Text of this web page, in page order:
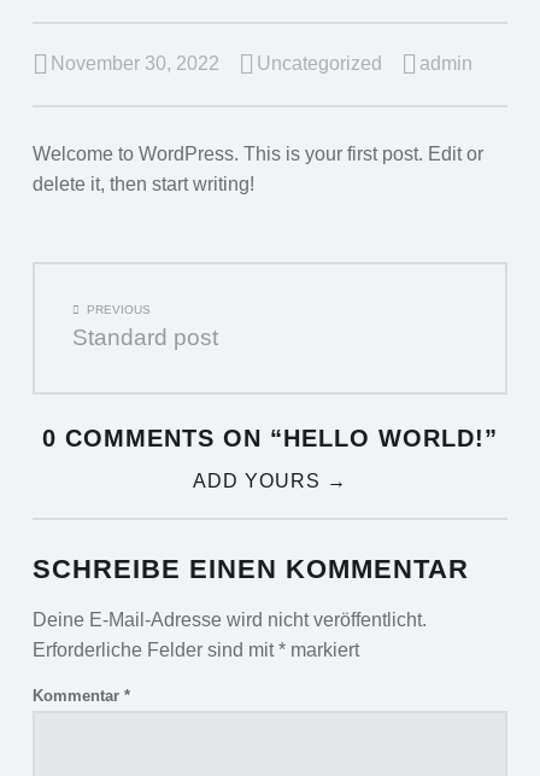
November 30, 2022 Uncategorized admin
Welcome to WordPress. This is your first post. Edit or
delete it, then start writing!
POST
NAVIGATION
PREVIOUS
Standard post
0 COMMENTS ON “HELLO WORLD!”
ADD YOURS →
SCHREIBE EINEN KOMMENTAR
Deine E-Mail-Adresse wird nicht veröffentlicht.
Erforderliche Felder sind mit*markiert
Kommentar *